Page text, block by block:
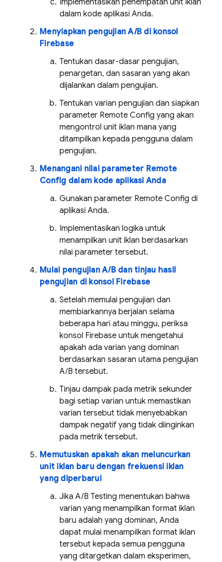
dalam kode aplikasi Anda.
Menyiapkan pengujian A/B di konsol
Firebase
Tentukan dasar-dasar pengujian,
penargetan, dan sasaran yang akan
dijalankan dalam pengujian.
Tentukan varian pengujian dan siapkan
parameter Remote Config yang akan
mengontrol unit iklan mana yang
ditampilkan kepada pengguna dalam
pengujian.
Menangani nilai parameter Remote
Config dalam kode aplikasi Anda
Gunakan parameter Remote Config di
aplikasi Anda.
Implementasikan logika untuk
menampilkan unit iklan berdasarkan
nilai parameter tersebut.
Mulai pengujian A/B dan tinjau hasil
pengujian di konsol Firebase
Setelah memulai pengujian dan
membiarkannya berjalan selama
beberapa hari atau minggu, periksa
konsol Firebase untuk mengetahui
apakah ada varian yang dominan
berdasarkan sasaran utama pengujian
A/B tersebut.
Tinjau dampak pada metrik sekunder
bagi setiap varian untuk memastikan
varian tersebut tidak menyebabkan
dampak negatif yang tidak diinginkan
pada metrik tersebut.
Memutuskan apakah akan meluncurkan
unit iklan baru dengan frekuensi iklan
yang diperbarui
Jika A/B Testing menentukan bahwa
varian yang menampilkan format iklan
baru adalah yang dominan, Anda
dapat mulai menampilkan format iklan
tersebut kepada semua pengguna
yang ditargetkan dalam eksperimen,